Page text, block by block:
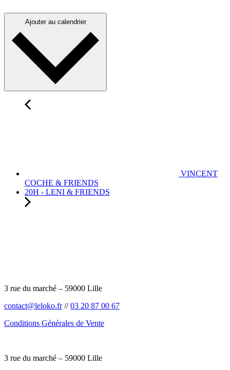
Ajouter au calendrier
VINCENT
COCHE & FRIENDS
20H - LENI & FRIENDS
3 rue du marché – 59000 Lille
contact@leloko.fr//03 20 87 00 67
Conditions Générales de Vente
3 rue du marché – 59000 Lille